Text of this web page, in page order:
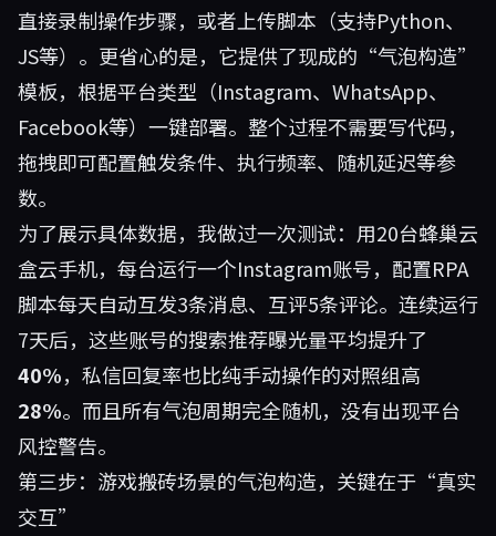
直接录制操作步骤，或者上传脚本（支持Python、
JS等）。更省心的是，它提供了现成的“气泡构造”
模板，根据平台类型（Instagram、WhatsApp、
Facebook等）一键部署。整个过程不需要写代码，
拖拽即可配置触发条件、执行频率、随机延迟等参
数。
为了展示具体数据，我做过一次测试：用20台蜂巢云
盒云手机，每台运行一个Instagram账号，配置RPA
脚本每天自动互发3条消息、互评5条评论。连续运行
7天后，这些账号的搜索推荐曝光量平均提升了
40%，私信回复率也比纯手动操作的对照组高
28%。而且所有气泡周期完全随机，没有出现平台
风控警告。
第三步：游戏搬砖场景的气泡构造，关键在于“真实
交互”